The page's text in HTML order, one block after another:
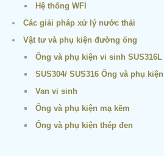
Hệ thống WFI
Các giải pháp xử lý nước thải
Vật tư và phụ kiện đường ống
Ống và phụ kiện vi sinh SUS316L
SUS304/ SUS316 Ống và phụ kiện
Van vi sinh
Ống và phụ kiện mạ kẽm
Ống và phụ kiện thép đen